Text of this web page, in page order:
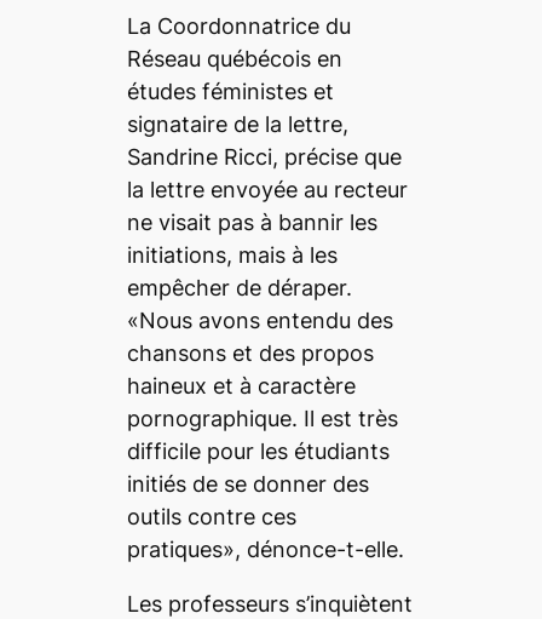
La Coordonnatrice du
Réseau québécois en
études féministes et
signataire de la lettre,
Sandrine Ricci, précise que
la lettre envoyée au recteur
ne visait pas à bannir les
initiations, mais à les
empêcher de déraper.
«Nous avons entendu des
chansons et des propos
haineux et à caractère
pornographique. Il est très
difficile pour les étudiants
initiés de se donner des
outils contre ces
pratiques», dénonce-t-elle.
Les professeurs s’inquiètent